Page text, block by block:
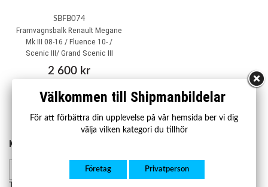
SBFB074
Framvagnsbalk Renault Megane
Mk III 08-16 / Fluence 10- /
Scenic III/ Grand Scenic III
2 600 kr
Köp
KONTAKTA OSS
Mån-fre 07.00-17.00
Kontakta oss
Lager och leverans
Välkommen till Shipmanbildelar
För att förbättra din upplevelse på vår hemsida ber vi dig
välja vilken kategori du tillhör
Företag Privatperson